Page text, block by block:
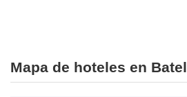
Mapa de hoteles en Batel